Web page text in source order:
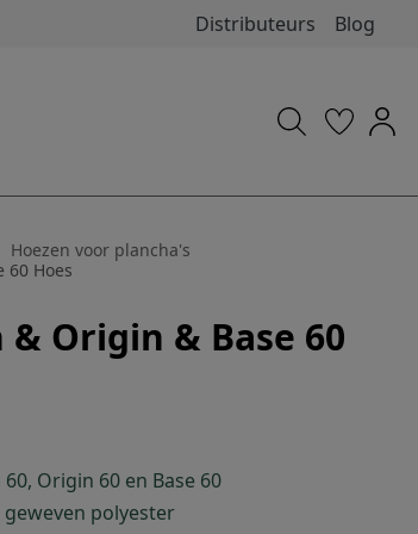
Distributeurs Blog
Hoezen voor plancha's
60 Hoes
Origin & Base 60
Origin 60 en Base 60
polyester